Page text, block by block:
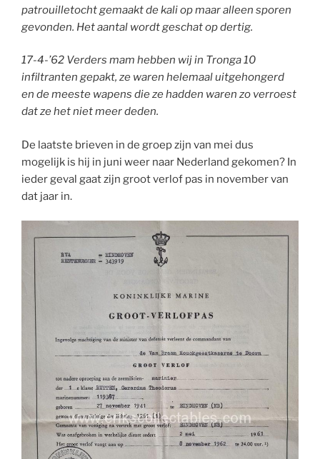
patrouilletocht gemaakt de kali op maar alleen sporen
gevonden. Het aantal wordt geschat op dertig.
17-4-’62 Verders mam hebben wij in Tronga 10
infiltranten gepakt, ze waren helemaal uitgehongerd
en de meeste wapens die ze hadden waren zo verroest
dat ze het niet meer deden.
De laatste brieven in de groep zijn van mei dus
mogelijk is hij in juni weer naar Nederland gekomen? In
ieder geval gaat zijn groot verlof pas in november van
dat jaar in.